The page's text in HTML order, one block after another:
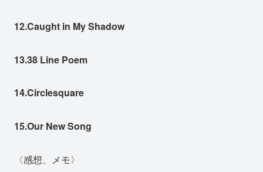
12.Caught in My Shadow
13.38 Line Poem
14.Circlesquare
15.Our New Song
〈感想、メモ〉